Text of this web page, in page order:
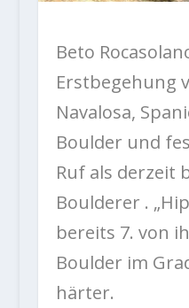
Beto
Erstbegehung
Navalosa,
Boulder und
Ruf als derzeit
Boulderer .
bereits 7. von
Boulder im
härter.